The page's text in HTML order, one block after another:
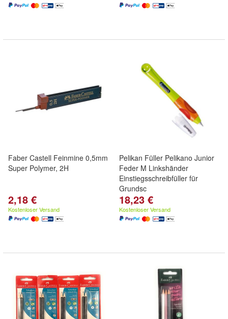
Faber Castell Feinmine 0,5mm
Super Polymer, 2H
2,18 €
Kostenloser Versand
Pelikan Füller Pelikano Junior
Feder M Linkshänder
Einstiegsschreibfüller für
Grundsc
18,23 €
Kostenloser Versand